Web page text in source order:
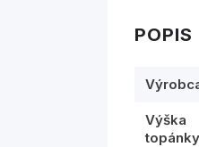
POPIS
Výška